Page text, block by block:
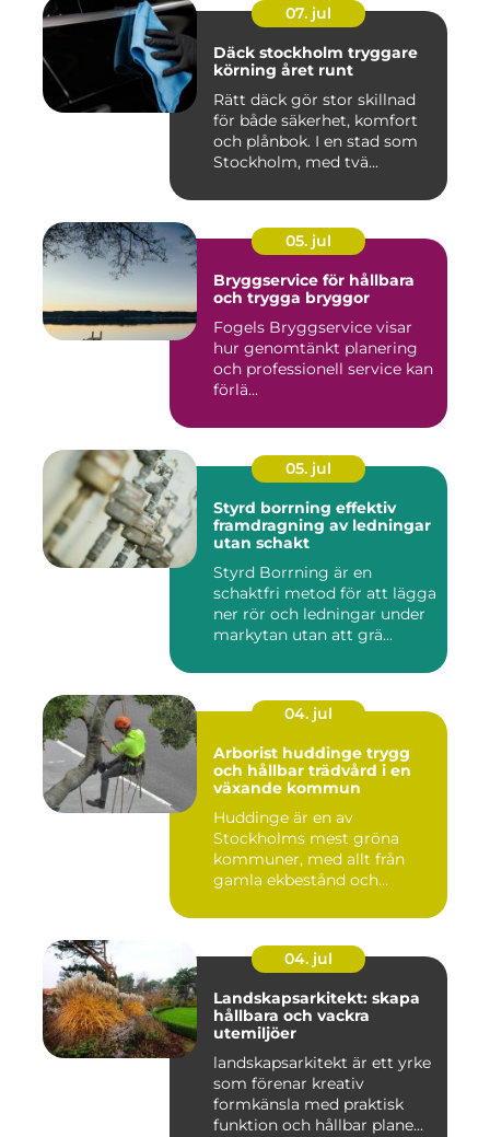
07. jul
Däck stockholm tryggare
körning året runt
Rätt däck gör stor skillnad
för både säkerhet, komfort
och plånbok. I en stad som
Stockholm, med tvä...
05. jul
Bryggservice för hållbara
och trygga bryggor
Fogels Bryggservice visar
hur genomtänkt planering
och professionell service kan
förlä...
05. jul
Styrd borrning effektiv
framdragning av ledningar
utan schakt
Styrd Borrning är en
schaktfri metod för att lägga
ner rör och ledningar under
markytan utan att grä...
04. jul
Arborist huddinge trygg
och hållbar trädvård i en
växande kommun
Huddinge är en av
Stockholms mest gröna
kommuner, med allt från
gamla ekbestånd och
04. jul
Landskapsarkitekt: skapa
hållbara och vackra
utemiljöer
landskapsarkitekt är ett yrke
som förenar kreativ
formkänsla med praktisk
funktion och hållbar plane...